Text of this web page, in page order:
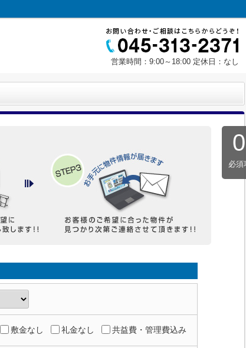
営業時間：9:00～18:00 定休日：なし
0
必須
敷金なし 礼金なし 共益費・管理費込み